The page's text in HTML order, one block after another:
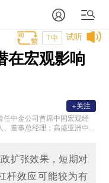
试听
T中
在宏观影响
任中金公司首席中国宏观经
、董事总经理；高盛亚洲中
+关注
扩张效果，短期对
杆效应可能较为有